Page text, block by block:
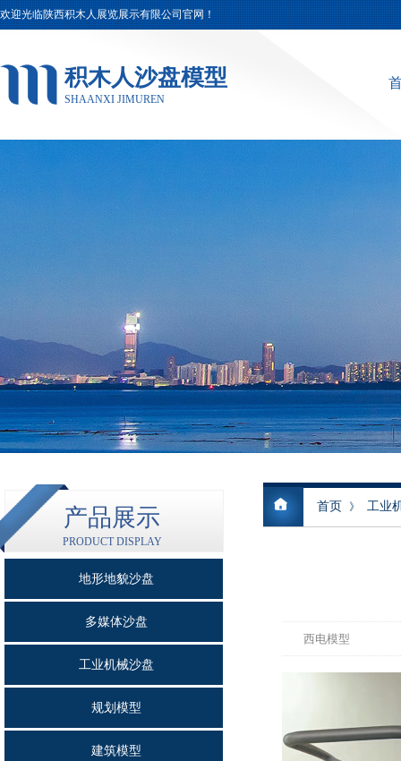
积木人沙盘模型
SHAANXI JIMUREN
欢迎光临陕西积木人展览展示有限公司官网！
产品展示
PRODUCT DISPLAY
首页 》 工业
西电模型
地形地貌沙盘
多媒体沙盘
工业机械沙盘
规划模型
建筑模型